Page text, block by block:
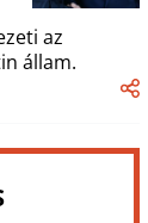
az
állam.